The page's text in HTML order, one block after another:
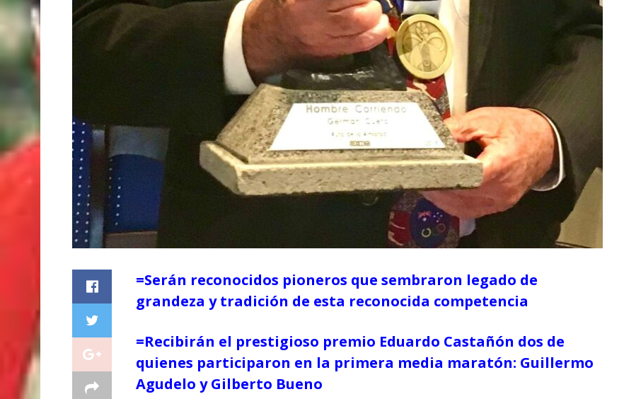
=Serán reconocidos pioneros que sembraron legado de
grandeza y tradición de esta reconocida competencia
=Recibirán el prestigioso premio Eduardo Castañón dos de
quienes participaron en la primera media maratón: Guillermo
Agudelo y Gilberto Bueno